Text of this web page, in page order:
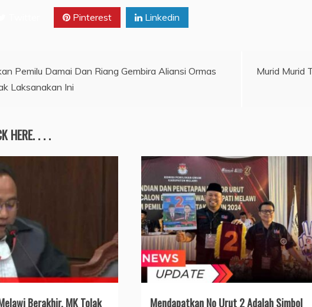
Pinterest Linkedin
Pemilu Damai Dan Riang Gembira Aliansi Ormas
Laksanakan Ini
Murid Murid
HERE. . . .
Berakhir, MK Tolak
Mendapatkan No Urut 2 Adalah Simbol